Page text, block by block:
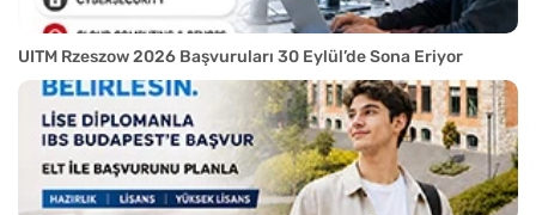
UITM Rzeszow 2026 Başvuruları 30 Eylül’de Sona Eriyor